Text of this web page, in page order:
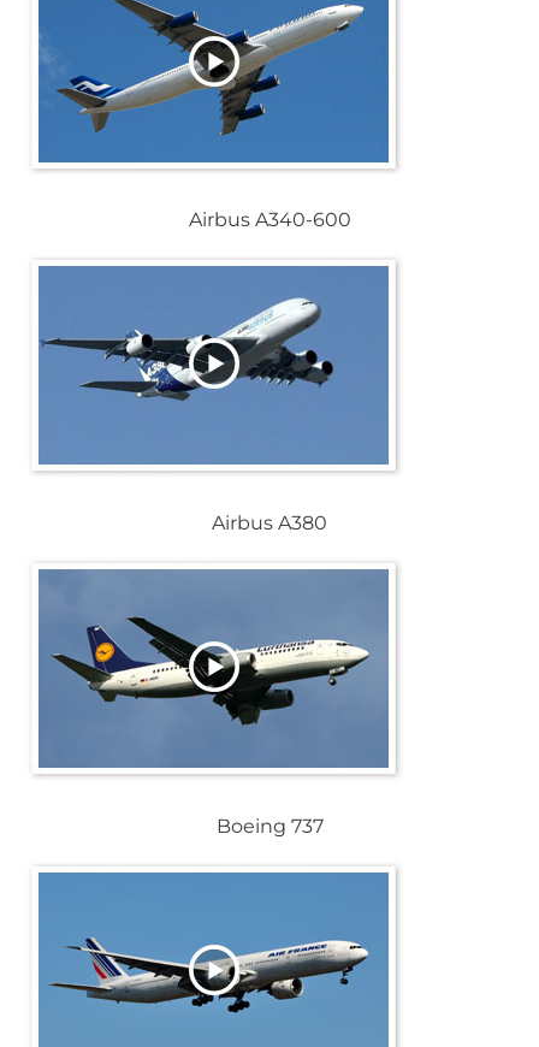
Airbus A340-600
Airbus A380
Boeing 737